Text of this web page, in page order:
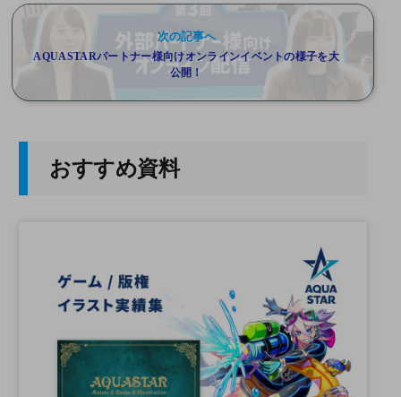
次の記事へ
AQUASTARパートナー様向けオンラインイベントの様子を大
公開！
おすすめ資料